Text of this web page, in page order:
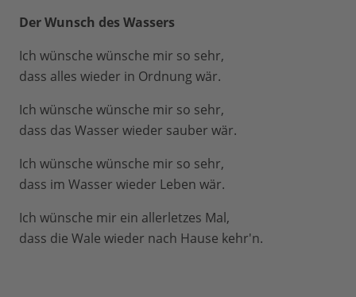
Der Wunsch des Wassers
Ich wünsche wünsche mir so sehr,
dass alles wieder in Ordnung wär.
Ich wünsche wünsche mir so sehr,
dass das Wasser wieder sauber wär.
Ich wünsche wünsche mir so sehr,
dass im Wasser wieder Leben wär.
Ich wünsche mir ein allerletzes Mal,
dass die Wale wieder nach Hause kehr'n.